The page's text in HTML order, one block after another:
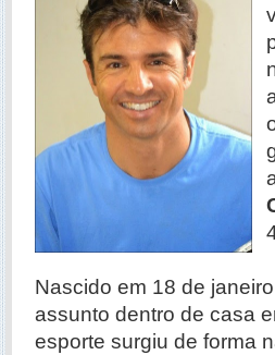
Nascido em 18 de
assunto dentro de casa
esporte surgiu de forma